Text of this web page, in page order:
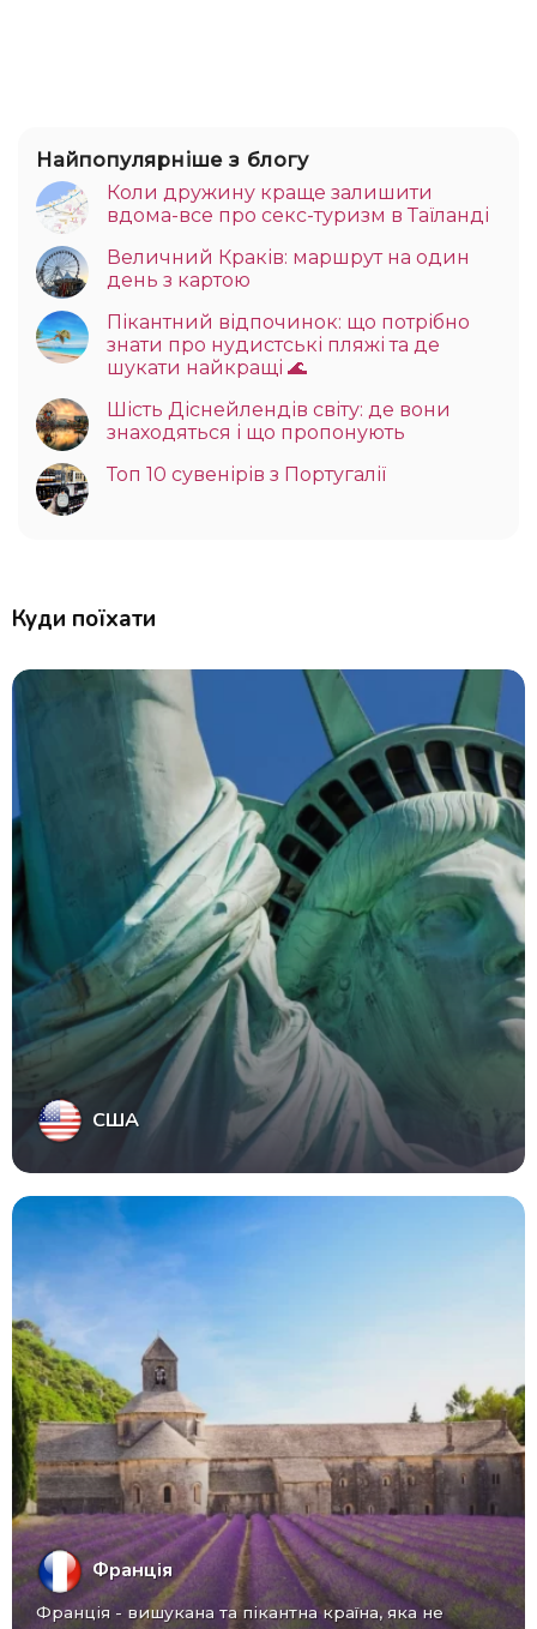
Найпопулярніше з блогу
Коли дружину краще залишити
вдома-все про секс-туризм в Таїланді
Величний Краків: маршрут на один
день з картою
Пікантний відпочинок: що потрібно
знати про нудистські пляжі та де
шукати найкращі 🌊
Шість Діснейлендів світу: де вони
знаходяться і що пропонують
Топ 10 сувенірів з Португалії
Куди поїхати
США
Франція
Франція - вишукана та пікантна країна, яка не